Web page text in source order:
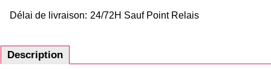
Délai de livraison: 24/72H Sauf Point Relais
Description